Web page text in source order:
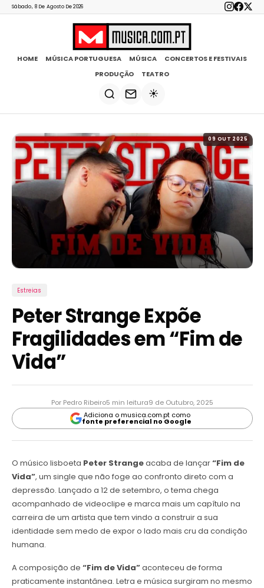
Sábado, 8 De Agosto De 2026
HOME MÚSICA PORTUGUESA MÚSICA
CONCERTOS E FESTIVAIS
PRODUÇÃO
TEATRO
☀️
09 OUT 2025
Estreias
Peter Strange Expõe
Fragilidades em “Fim de
Vida”
Por Pedro Ribeiro5 min leitura9 de Outubro, 2025
Adiciona o musica.com.pt como
fonte preferencial no Google
O músico lisboeta Peter Strangeacaba de lançar“Fim de
Vida”, um single que não foge ao confronto direto com a
depressão. Lançado a 12 de setembro, o tema chega
acompanhado de videoclipe e marca mais um capítulo na
carreira de um artista que tem vindo a construir a sua
identidade sem medo de expor o lado mais cru da condição
humana.
A composição de “Fim de Vida”aconteceu de forma
praticamente instantânea. Letra e música surgiram no mesmo